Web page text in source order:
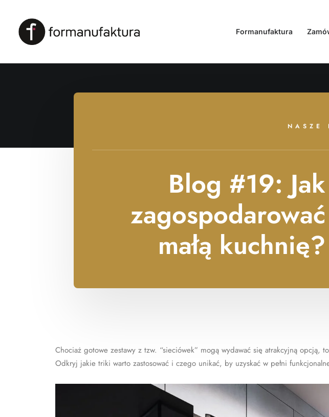
Formanufaktura
NASZE
Blog #19: Jak
zagospodarować
małą kuchnię?
Chociaż gotowe zestawy z tzw. “sieciówek” mogą wydawać się atrakcyjną
Odkryj jakie triki warto zastosować i czego unikać, by uzyskać w pełni